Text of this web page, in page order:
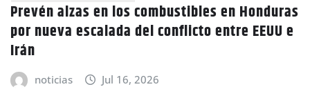
Prevén alzas en los combustibles en Honduras
por nueva escalada del conflicto entre EEUU e
Irán
noticias Jul 16, 2026